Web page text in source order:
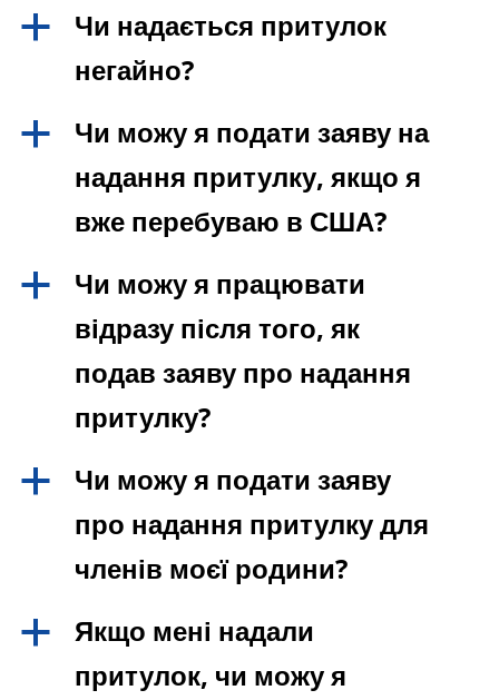
a
Чи надається притулок
негайно?
a
Чи можу я подати заяву на
надання притулку, якщо я
вже перебуваю в США?
a
Чи можу я працювати
відразу після того, як
подав заяву про надання
притулку?
a
Чи можу я подати заяву
про надання притулку для
членів моєї родини?
a
Якщо мені надали
притулок, чи можу я